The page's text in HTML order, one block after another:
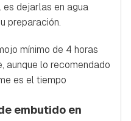
dejarlas en agua
preparación.
mínimo de 4 horas
aunque lo recomendado
es el tiempo
embutido en